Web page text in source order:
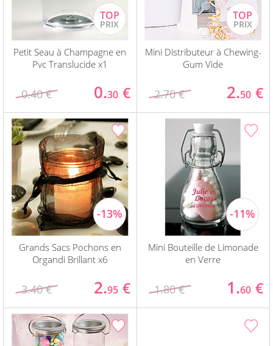
Petit Seau à Champagne en
Pvc Translucide x1
0.40 € 0.30 €
Mini Distributeur à Chewing-
Gum Vide
2.70 € 2.50 €
Grands Sacs Pochons en
Organdi Brillant x6
3.40 € 2.95 €
Mini Bouteille de Limonade
en Verre
1.80 € 1.60 €